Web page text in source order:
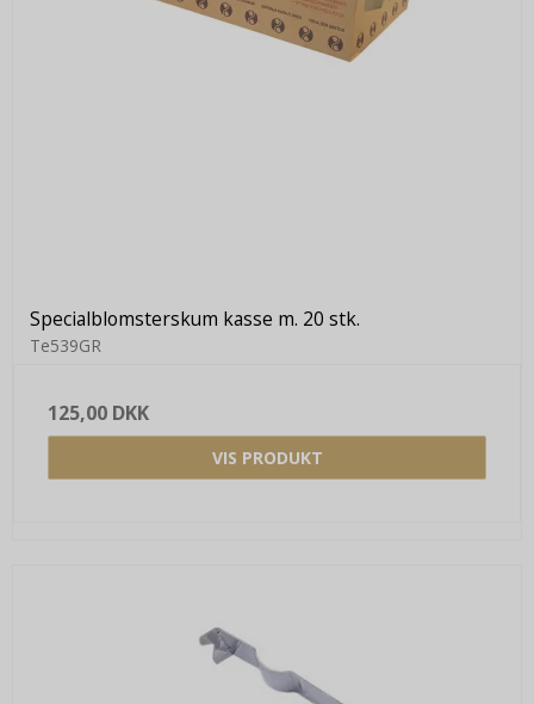
Specialblomsterskum kasse m. 20 stk.
Te539GR
125,00 DKK
VIS PRODUKT